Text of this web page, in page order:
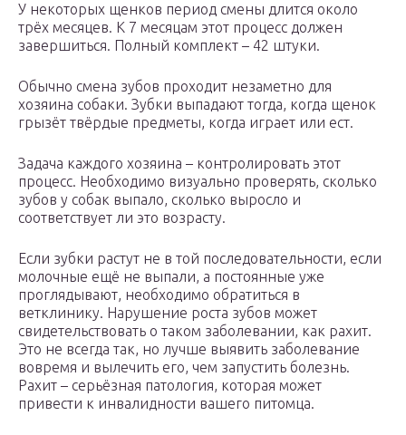
У некоторых щенков период смены длится около
трёх месяцев. К 7 месяцам этот процесс должен
завершиться. Полный комплект – 42 штуки.
Обычно смена зубов проходит незаметно для
хозяина собаки. Зубки выпадают тогда, когда щенок
грызёт твёрдые предметы, когда играет или ест.
Задача каждого хозяина – контролировать этот
процесс. Необходимо визуально проверять, сколько
зубов у собак выпало, сколько выросло и
соответствует ли это возрасту.
Если зубки растут не в той последовательности, если
молочные ещё не выпали, а постоянные уже
проглядывают, необходимо обратиться в
ветклинику. Нарушение роста зубов может
свидетельствовать о таком заболевании, как рахит.
Это не всегда так, но лучше выявить заболевание
вовремя и вылечить его, чем запустить болезнь.
Рахит – серьёзная патология, которая может
привести к инвалидности вашего питомца.